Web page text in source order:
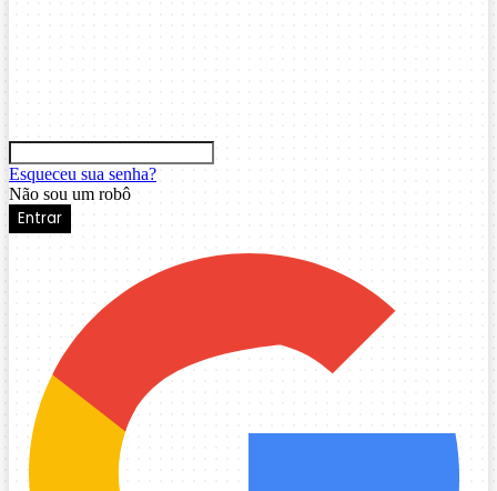
Esqueceu sua senha?
Não sou um robô
Entrar